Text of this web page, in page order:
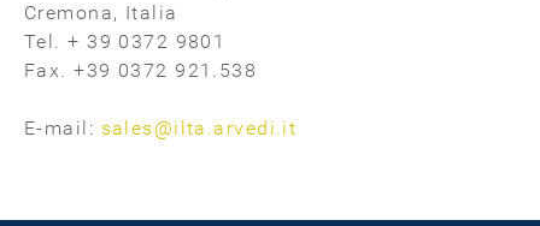
Cremona, Italia
Tel. + 39 0372 9801
Fax. +39 0372 921.538
E-mail: sales@ilta.arvedi.it